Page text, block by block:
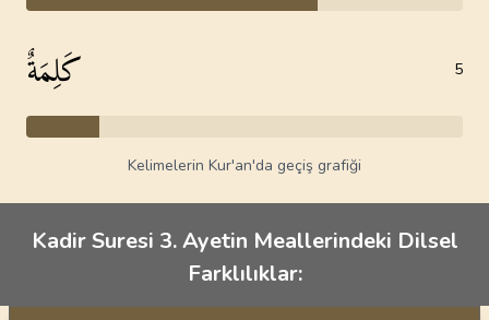
كَلِمَةٌ 5
Kelimelerin Kur'an'da geçiş grafiği
Kadir Suresi 3. Ayetin Meallerindeki Dilsel
Farklılıklar: